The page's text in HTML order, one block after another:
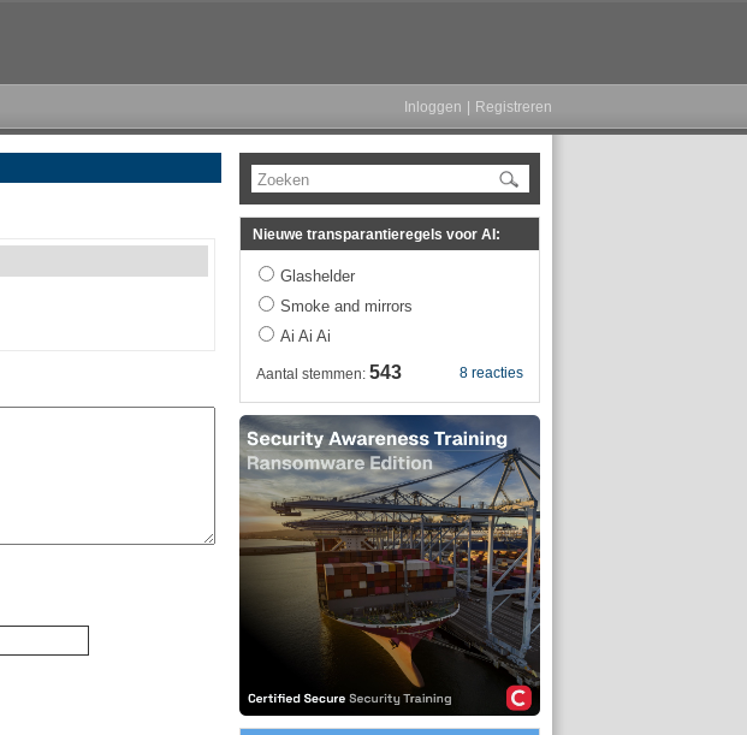
Inloggen Registreren
Zoeken
Nieuwe transparantieregels voor AI:
Glashelder
Smoke and mirrors
Ai Ai Ai
8 reacties
Aantal stemmen: 543